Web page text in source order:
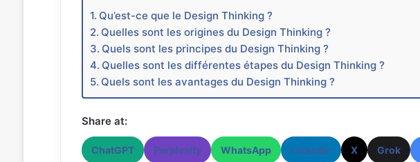
Qu’est-ce que le Design Thinking ?
Quelles sont les origines du Design Thinking ?
Quels sont les principes du Design Thinking ?
Quelles sont les différentes étapes du Design Thinking ?
Quels sont les avantages du Design Thinking ?
Share at:
ChatGPT Perplexity WhatsApp LinkedIn X Grok